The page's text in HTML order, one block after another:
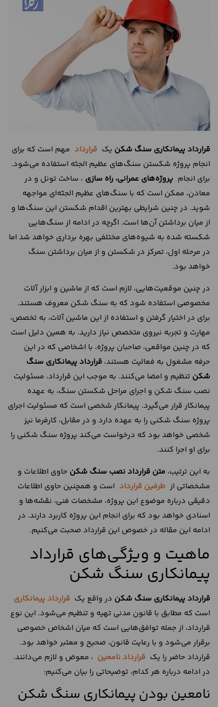
قرارداد پیمانکاری سنگ شکن یک قرارداد مهم است که برای
انجام پروژه شکستن سنگ‌های عظیم الجثه استفاده می‌شود.
برای انجام پروژه‌های عمرانی، راه سازی ، ساخت تونل و در
معادن، ممکن است که با سنگ‌های عظیم الجثه‌ای مواجهه
شوید. در چنین شرایطی بهترین اقدام شکستن این سنگ‌ها و
از میان برداشتن آن‌ها است. اگرچه در ادامه از سنگ‌هایی
شکسته شده به شیوه‌های مختلفی بهره برداری خواهد شد اما
در مرحله اول، تمرکز در شکستن و از میان برداشتن سنگ
خواهد بود.
در چنین موقعیت‌هایی، لازم است که از ماشین و ابزار آلات
مخصوصی استفاده شود که به سنگ شکن معروف هستند.
برای در اختیار گرفتن و استفاده از این ماشین آلات، به تخصص،
مهارت و تجربه نیروی متخصص نیاز دارید. به همین دلیل است
که در چنین مواقعی، صاحبان پروژه، با اشخاصی که در این
حرفه مشغول به فعالیت هستند، قرارداد پیمانکاری سنگ
شکن تنظیم و امضا می‌کنند. به موجب این قرارداد، مسئولیت
نصب سنگ شکن و اجرای مراحل شکستن سنگ، به عهده
پیمانکار قرار می‌گیرد. پیمانکار شخصی است که مسئولیت اجرای
پروژه سنگ شکنی را به عهده دارد و در مقابل، کارفرما نیز
شخصی خواهد بود که درخواست می‌کند پروژه سنگ شکنی را
برای او اجرا کنند.
به این ترتیب، متن قرارداد نصب سنگ شکن حاوی اطلاعات و
مشخصاتی از طرفین قرارداد است و همچنین حاوی اطلاعات
دقیقی درباره موضوع این پروژه، مشخصات فنی، نقشه‌ها و
اسنادی خواهد بود که برای انجام این پروژه کاربرد دارند. در
ادامه این مقاله در خصوص این قرارداد صحبت می‌کنیم.
ماهیت و ویژگی‌های قرارداد
پیمانکاری سنگ شکن
قرارداد پیمانکاری سنگ شکن در واقع یک قرارداد پیمانکاری
است که مطابق با قانون مدنی تهیه و تنظیم می‌شود. این نوع
قرارداد، از جمله توافق‌هایی است که میان اشخاص خصوصی
برقرار می‌شود و با رعایت قانون، صحیح و معتبر خواهد بود.
قرارداد حاضر را یک قرارداد نامعین ، معوض و لازم می‌دانند.
در ادامه درباره هر کدام، توضیحاتی را بیان می‌کنیم:
نامعین بودن پیمانکاری سنگ شکن